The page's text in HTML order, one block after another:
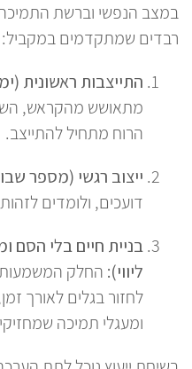
במצב הנפשי וברשת
רבדים שמתקדמים במקביל:
התייצבות ראשונית
מתאושש מהקראש,
הרוח מתחיל להתייצב.
ייצוב רגשי (מספר
דועכים, ולומדים
בניית חיים בלי הסם
ליווי): החלק
לחזור בגלים לאורך
ומעגלי תמיכה